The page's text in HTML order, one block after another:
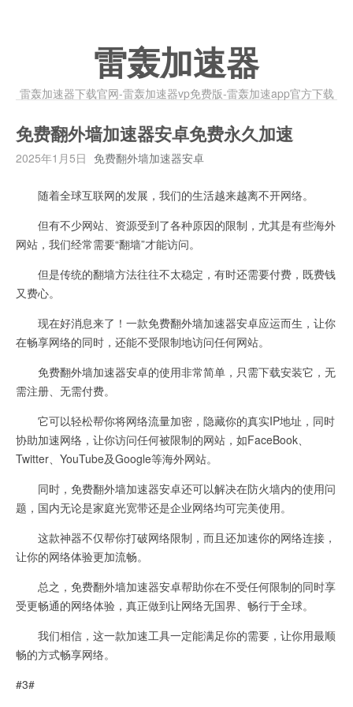
雷轰加速器
雷轰加速器下载官网-雷轰加速器vp免费版-雷轰加速app官方下载
免费翻外墙加速器安卓免费永久加速
2025年1月5日 免费翻外墙加速器安卓
随着全球互联网的发展，我们的生活越来越离不开网络。
但有不少网站、资源受到了各种原因的限制，尤其是有些海外
网站，我们经常需要“翻墙”才能访问。
但是传统的翻墙方法往往不太稳定，有时还需要付费，既费钱
又费心。
现在好消息来了！一款免费翻外墙加速器安卓应运而生，让你
在畅享网络的同时，还能不受限制地访问任何网站。
免费翻外墙加速器安卓的使用非常简单，只需下载安装它，无
需注册、无需付费。
它可以轻松帮你将网络流量加密，隐藏你的真实IP地址，同时
协助加速网络，让你访问任何被限制的网站，如FaceBook、
Twitter、YouTube及Google等海外网站。
同时，免费翻外墙加速器安卓还可以解决在防火墙内的使用问
题，国内无论是家庭光宽带还是企业网络均可完美使用。
这款神器不仅帮你打破网络限制，而且还加速你的网络连接，
让你的网络体验更加流畅。
总之，免费翻外墙加速器安卓帮助你在不受任何限制的同时享
受更畅通的网络体验，真正做到让网络无国界、畅行于全球。
我们相信，这一款加速工具一定能满足你的需要，让你用最顺
畅的方式畅享网络。
#3#